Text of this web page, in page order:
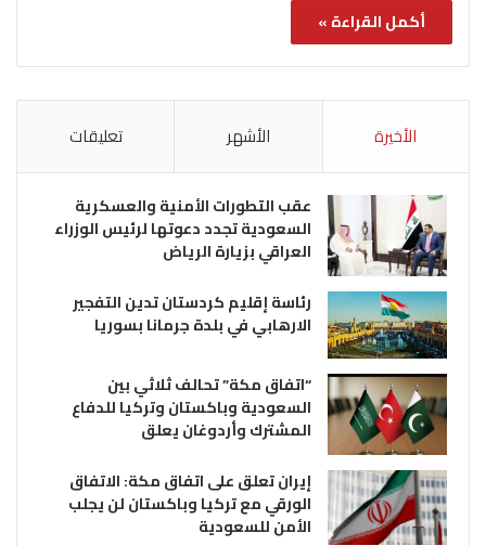
أكمل القراءة »
الأخيرة الأشهر تعليقات
عقب التطورات الأمنية والعسكرية
السعودية تجدد دعوتها لرئيس الوزراء
العراقي بزيارة الرياض
رئاسة إقليم كردستان تدين التفجير
الارهابي في بلدة جرمانا بسوريا
“اتفاق مكة” تحالف ثلاثي بين
السعودية وباكستان وتركيا للدفاع
المشترك وأردوغان يعلق
إيران تعلق على اتفاق مكة: الاتفاق
الورقي مع تركيا وباكستان لن يجلب
الأمن للسعودية